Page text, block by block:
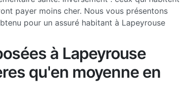
payer moins cher. Nous vous présentons
pour un assuré habitant à Lapeyrouse
à Lapeyrouse
qu'en moyenne en